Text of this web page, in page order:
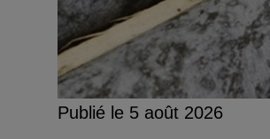
Publié le 5 août 2026